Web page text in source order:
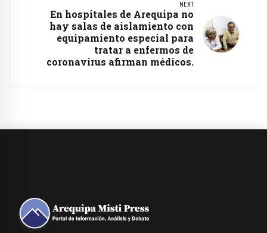
NEXT
En hospitales de Arequipa no
hay salas de aislamiento con
equipamiento especial para
tratar a enfermos de
coronavirus afirman médicos.